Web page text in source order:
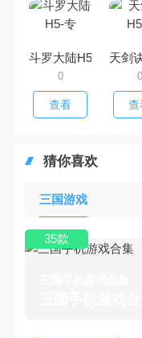
斗罗大陆H5-专
0
查看
天剑
0
查
猜你喜欢
三国游戏
三国手机游戏
35款